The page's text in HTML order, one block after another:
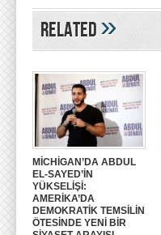
Related»
MİCHİGAN’DA ABDUL
EL-SAYED’İN
YÜKSELİŞİ:
AMERİKA’DA
DEMOKRATİK TEMSİLİN
ÖTESİNDE YENİ BİR